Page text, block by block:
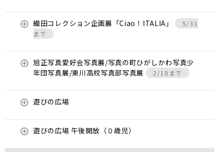
織田コレクション企画展「Ciao！ITALIA」
5/31
まで
旭正写真愛好会写真展/写真の町ひがしかわ写真少
年団写真展/東川高校写真部写真展
2/10まで
遊びの広場
遊びの広場 午後開放（０歳児）